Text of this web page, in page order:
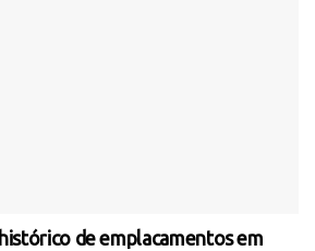
de emplacamentos em